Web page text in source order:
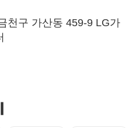
천구 가산동 459-9 LG가